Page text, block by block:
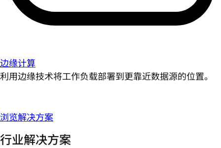
边缘计算
利用边缘技术将工作负载部署到更靠近数据源的位置。
浏览解决方案
行业解决方案